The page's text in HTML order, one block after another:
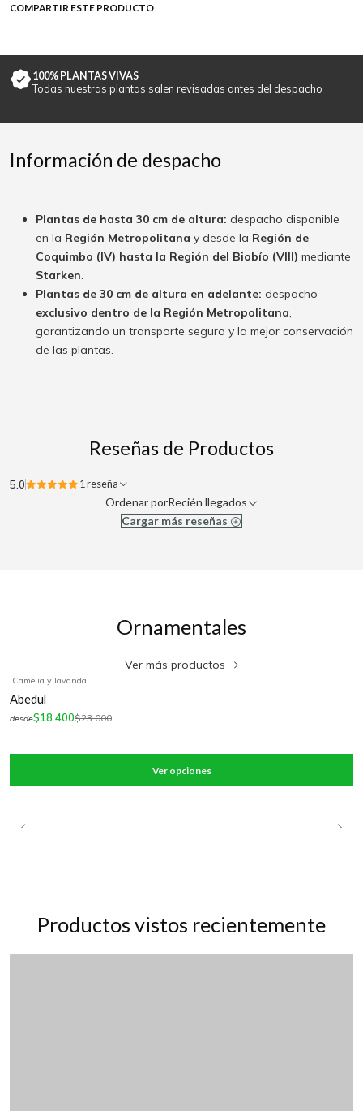
COMPARTIR ESTE PRODUCTO
100% PLANTAS VIVAS
Todas nuestras plantas salen revisadas antes del despacho
Información de despacho
Plantas de hasta 30 cm de altura: despacho disponible
en la Región Metropolitana y desde la Región de
Coquimbo (IV) hasta la Región del Biobío (VIII) mediante
Starken.
Plantas de 30 cm de altura en adelante: despacho
exclusivo dentro de la Región Metropolitana,
garantizando un transporte seguro y la mejor conservación
de las plantas.
Reseñas de Productos
5.0 1 reseña
Ordenar porRecién llegados
Cargar más reseñas
Ornamentales
Ver más productos
|Camelia y lavanda
Abedul
desde$18.400$23.000
Ver opciones
Productos vistos recientemente